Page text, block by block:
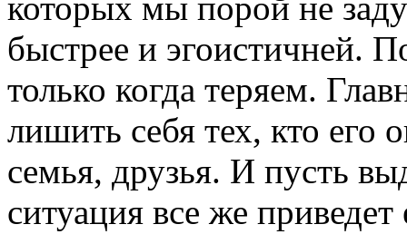
быстрее и эгоистичней.
только когда теряем.
лишить себя тех, кто его
семья, друзья. И пусть
ситуация все же